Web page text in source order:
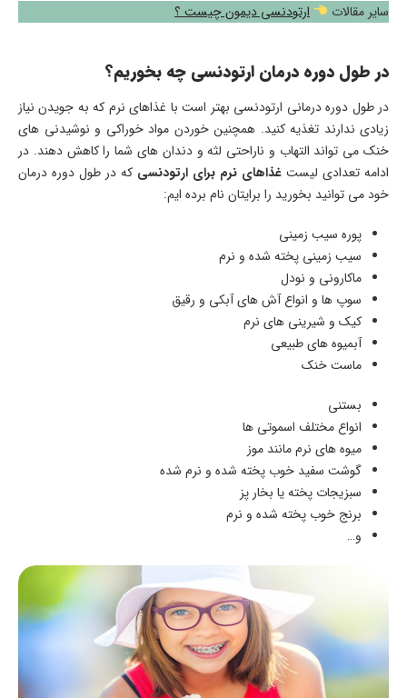
سایر مقالات
ارتودنسی دیمون چیست ؟
در طول دوره درمان ارتودنسی چه بخوریم؟
در طول دوره درمانی ارتودنسی بهتر است با غذاهای نرم که به جویدن نیاز
زیادی ندارند تغذیه کنید. همچنین خوردن مواد خوراکی و نوشیدنی های
خنک می تواند التهاب و ناراحتی لثه و دندان های شما را کاهش دهند. در
ادامه تعدادی لیست غذاهای نرم برای ارتودنسی که در طول دوره درمان
خود می توانید بخورید را برایتان نام برده ایم:
پوره سیب زمینی
سیب زمینی پخته شده و نرم
ماکارونی و نودل
سوپ ها و انواع آش های آبکی و رقیق
کیک و شیرینی های نرم
آبمیوه های طبیعی
ماست خنک
بستنی
انواع مختلف اسموتی ها
میوه های نرم مانند موز
گوشت سفید خوب پخته شده و نرم شده
سبزیجات پخته یا بخار پز
برنج خوب پخته شده و نرم
و…